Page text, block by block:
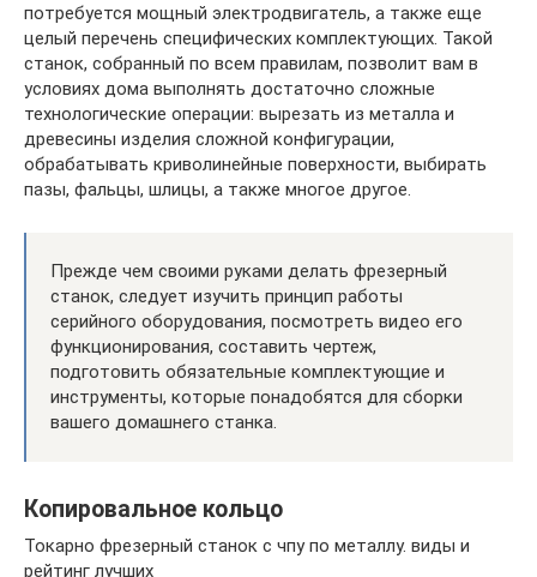
потребуется мощный электродвигатель, а также еще
целый перечень специфических комплектующих. Такой
станок, собранный по всем правилам, позволит вам в
условиях дома выполнять достаточно сложные
технологические операции: вырезать из металла и
древесины изделия сложной конфигурации,
обрабатывать криволинейные поверхности, выбирать
пазы, фальцы, шлицы, а также многое другое.
Прежде чем своими руками делать фрезерный
станок, следует изучить принцип работы
серийного оборудования, посмотреть видео его
функционирования, составить чертеж,
подготовить обязательные комплектующие и
инструменты, которые понадобятся для сборки
вашего домашнего станка.
Копировальное кольцо
Токарно фрезерный станок с чпу по металлу. виды и
рейтинг лучших